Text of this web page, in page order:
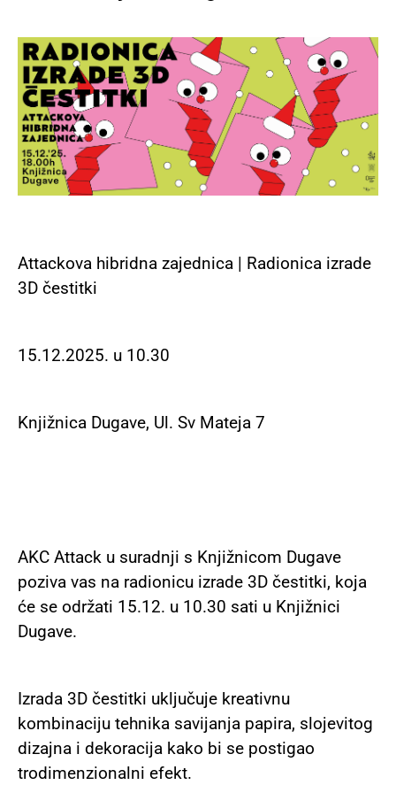
Attackova hibridna zajednica | Radionica izrade
3D čestitki
15.12.2025. u 10.30
Knjižnica Dugave, Ul. Sv Mateja 7
AKC Attack u suradnji s Knjižnicom Dugave
poziva vas na radionicu izrade 3D čestitki, koja
će se održati 15.12. u 10.30 sati u Knjižnici
Dugave.
Izrada 3D čestitki uključuje kreativnu
kombinaciju tehnika savijanja papira, slojevitog
dizajna i dekoracija kako bi se postigao
trodimenzionalni efekt.